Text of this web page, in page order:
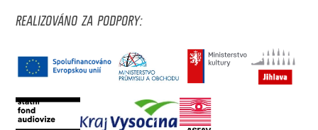
REALIZOVÁNO ZA PODPORY: